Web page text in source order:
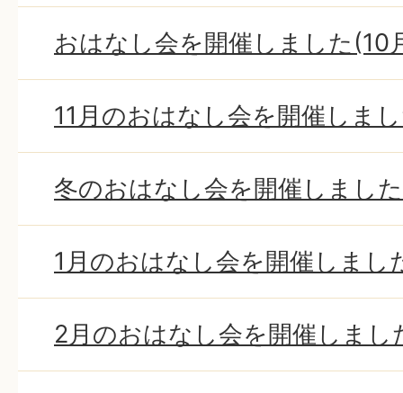
おはなし会を開催しました(10
11月のおはなし会を開催しま
冬のおはなし会を開催しまし
1月のおはなし会を開催しまし
2月のおはなし会を開催しまし